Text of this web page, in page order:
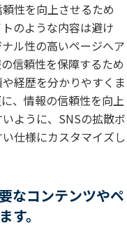
性を向上させるため
のような内容は避け
ル性の高いページへア
信頼性を保障するため
経歴を分かりやすくま
、情報の信頼性を向上
ように、SNSの拡散ボ
仕様にカスタマイズし
なコンテンツやペ
す。